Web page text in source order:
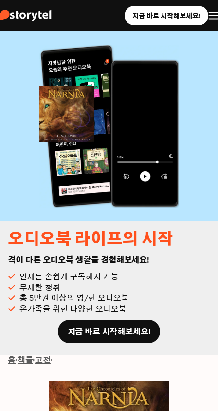
지금 바로 시작해보세요!
오디오북 라이프의 시작
격이 다른 오디오북 생활을 경험해보세요!
언제든 손쉽게 구독해지 가능
무제한 청취
총 5만권 이상의 영/한 오디오북
온가족을 위한 다양한 오디오북
지금 바로 시작해보세요!
홈 책들 고전